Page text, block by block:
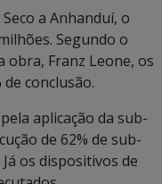
a Anhanduí, o
Segundo o
obra, Franz Leone, os
conclusão.
aplicação da sub-
de 62% de sub-
os dispositivos de